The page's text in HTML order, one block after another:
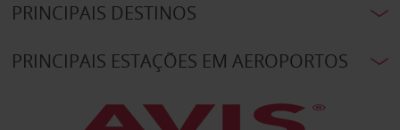
PRINCIPAIS DESTINOS
PRINCIPAIS ESTAÇÕES EM AEROPORTOS